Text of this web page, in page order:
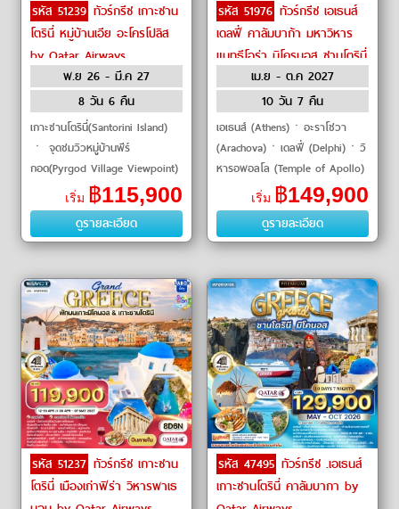
รหัส 51239 ทัวร์กรีซ เกาะซาน
โตรินี่ หมู่บ้านเอีย อะโครโปลิส
by Qatar Airways
พ.ย 26 - มี.ค 27
8 วัน 6 คืน
เกาะซานโตรินี่(Santorini Island)
ㆍ จุดชมวิวหมู่บ้านพีร์
กอด(Pyrgod Village Viewpoint)
ㆍ หาดเพอร์ริสซา(Perrissa
Beach) ㆍ หาดทรายดำ(Black
Beach) ㆍ คามารีบีช(Ka
เริ่ม ฿115,900
ดูรายละเอียด
รหัส 51976 ทัวร์กรีซ เอเธนส์
เดลฟี่ คาลัมบาก้า มหาวิหาร
แมทธีโอร่า มิโครนอส ซานโตรินี่
อะโครโพลิส by Qatar
เม.ย - ต.ค 2027
10 วัน 7 คืน
เอเธนส์ (Athens)ㆍอะราโชวา
(Arachova)ㆍเดลฟี่ (Delphi)ㆍวิ
หารอพอลโล (Temple of Apollo)
ㆍคาลัมบาก้า (Kalambaka)ㆍ
มหาวิหารแมทธีโอร่า (Meteora)ㆍ
คลองคอรินธ�
เริ่ม ฿149,900
ดูรายละเอียด
รหัส 51237 ทัวร์กรีซ เกาะซาน
โตรินี่ เมืองเก่าฟิร่า วิหารพาเธ
รหัส 47495 ทัวร์กรีซ .เอเธนส์
เกาะซานโตรินี่ คาลัมบากา by